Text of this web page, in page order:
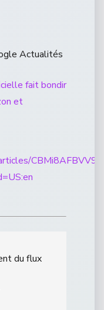
Actualités
fait bondir
et
du flux